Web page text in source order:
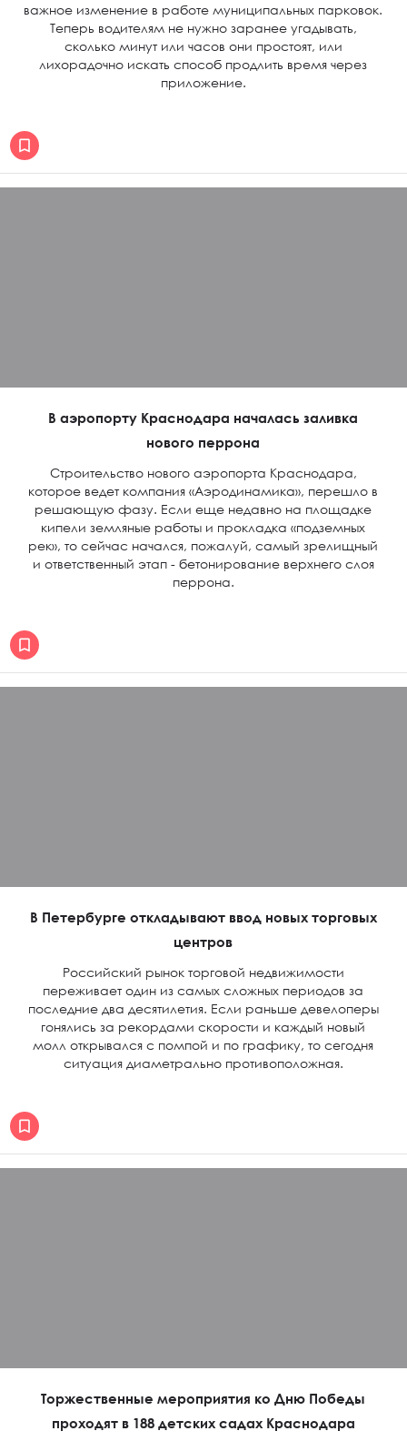
важное изменение в работе муниципальных парковок.
Теперь водителям не нужно заранее угадывать,
сколько минут или часов они простоят, или
лихорадочно искать способ продлить время через
приложение.
В аэропорту Краснодара началась заливка
нового перрона
Строительство нового аэропорта Краснодара,
которое ведет компания «Аэродинамика», перешло в
решающую фазу. Если еще недавно на площадке
кипели земляные работы и прокладка «подземных
рек», то сейчас начался, пожалуй, самый зрелищный
и ответственный этап - бетонирование верхнего слоя
перрона.
В Петербурге откладывают ввод новых торговых
центров
Российский рынок торговой недвижимости
переживает один из самых сложных периодов за
последние два десятилетия. Если раньше девелоперы
гонялись за рекордами скорости и каждый новый
молл открывался с помпой и по графику, то сегодня
ситуация диаметрально противоположная.
Торжественные мероприятия ко Дню Победы
проходят в 188 детских садах Краснодара